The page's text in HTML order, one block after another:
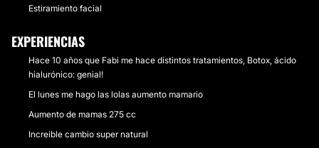
Estiramiento facial
EXPERIENCIAS
Hace 10 años que Fabi me hace distintos tratamientos, Botox, ácido
hialurónico: genial!
El lunes me hago las lolas aumento mamario
Aumento de mamas 275 cc
Increible cambio super natural